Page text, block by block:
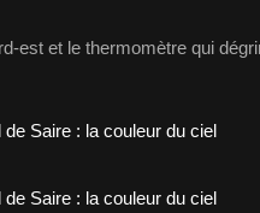
est et le thermomètre qui